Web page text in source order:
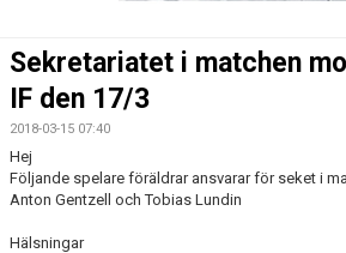
MATCHER
DOKUMENT
Sekretariatet i matchen
IF den 17/3
2018-03-15 07:40
Hej
Följande spelare föräldrar ansvarar för seket i
Anton Gentzell och Tobias Lundin
Hälsningar